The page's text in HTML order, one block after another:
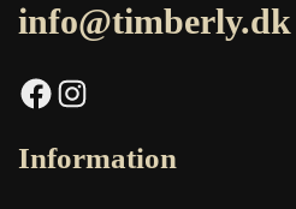
info@timberly.dk
Facebook Instagram
Information